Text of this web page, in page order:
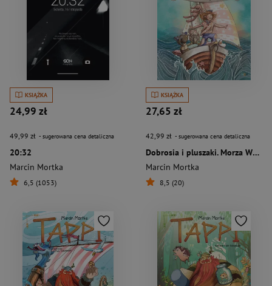
KSIĄŻKA
24,99 zł
49,99 zł - sugerowana cena detaliczna
20:32
Marcin Mortka
6,5 (1053)
KSIĄŻKA
27,65 zł
42,99 zł - sugerowana cena detaliczna
Dobrosia i pluszaki. Morza Wydumane
Marcin Mortka
8,5 (20)